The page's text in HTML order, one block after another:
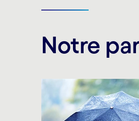
Notre
Carousel starts